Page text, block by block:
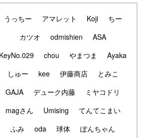
うっちー アマレット Koji
ちー
カツオ
odmishien
ASA
chou やまつま
Ayaka
しゅー
kee 伊藤商店
とみこ
GAJA
デューク内藤
ミヤコドリ
magさん
Umising
てんてこまい
ふみ
oda 球体 ぽんちゃん